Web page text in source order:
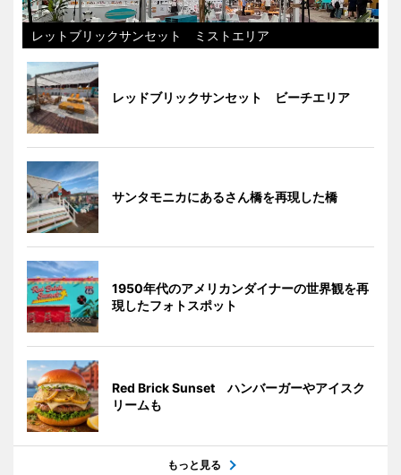
レットブリックサンセット ミストエリア
レッドブリックサンセット ビーチエリア
サンタモニカにあるさん橋を再現した橋
1950年代のアメリカンダイナーの世界観を再
現したフォトスポット
Red Brick Sunset ハンバーガーやアイスク
リームも
もっと見る